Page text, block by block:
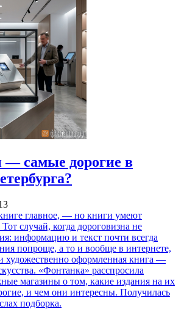
— самые дорогие в
главное, — но книги умеют
случай, когда дороговизна не
информацию и текст почти всегда
попроще, а то и вообще в интернете,
художественно оформленная книга —
«Фонтанка» расспросила
магазины о том, какие издания на их
и чем они интересны. Получилась
подборка.